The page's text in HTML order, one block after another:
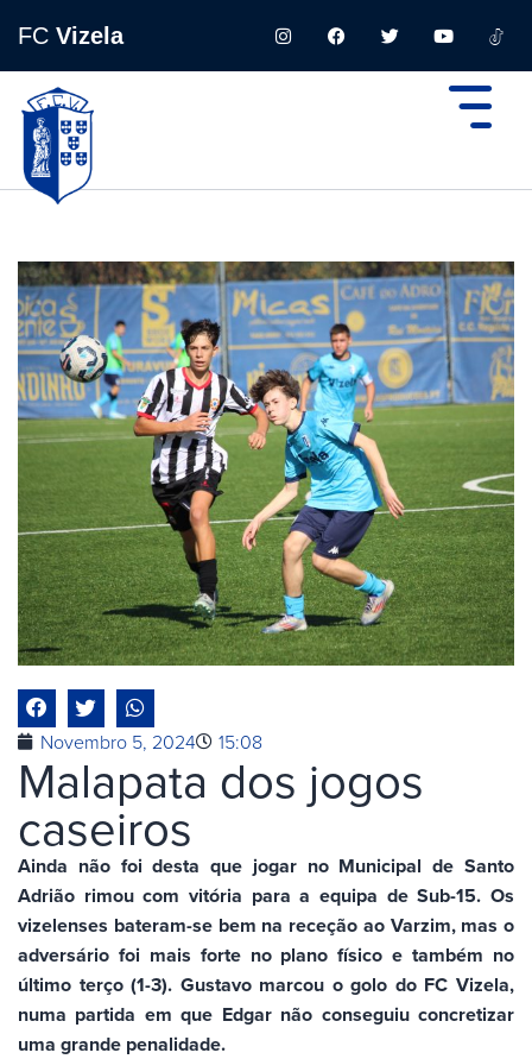
FC Vizela
Novembro 5, 2024 15:08
Malapata dos jogos
caseiros
Ainda não foi desta que jogar no Municipal de Santo
Adrião rimou com vitória para a equipa de Sub-15. Os
vizelenses bateram-se bem na receção ao Varzim, mas o
adversário foi mais forte no plano físico e também no
último terço (1-3). Gustavo marcou o golo do FC Vizela,
numa partida em que Edgar não conseguiu concretizar
uma grande penalidade.